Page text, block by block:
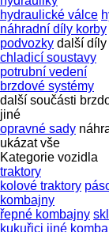
hydraulické válce
náhradní díly korby
podvozky další díly
chladicí soustavy
potrubní vedení
brzdové systémy
další součásti
jiné
opravné sady
ukázat vše
Kategorie vozidla
traktory
kolové traktory
kombajny
řepné kombajny
kukuřici jiné